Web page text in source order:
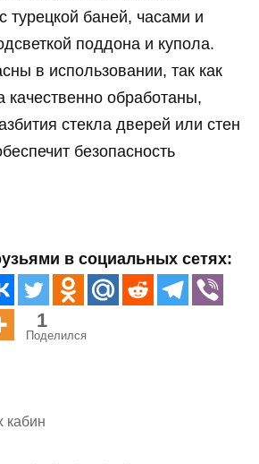
турецкой баней, часами и
поддона и купола.
в использовании, так как
качественно обработаны,
стекла дверей или стен
безопасность
в социальных сетях:
1
Поделился
кабин